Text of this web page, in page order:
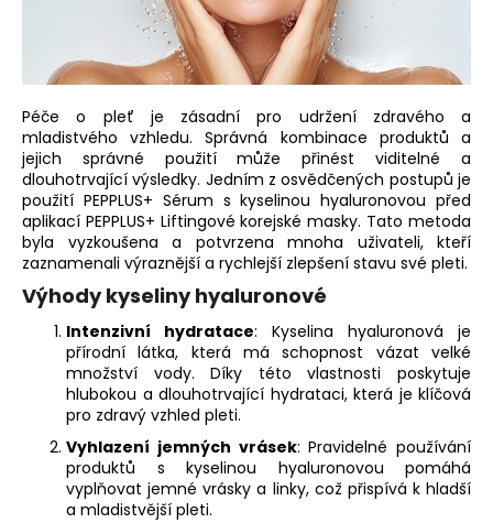
Péče o pleť je zásadní pro udržení zdravého a
mladistvého vzhledu. Správná kombinace produktů a
jejich správné použití může přinést viditelné a
dlouhotrvající výsledky. Jedním z osvědčených postupů je
použití PEPPLUS+ Sérum s kyselinou hyaluronovou před
aplikací PEPPLUS+ Liftingové korejské masky. Tato metoda
byla vyzkoušena a potvrzena mnoha uživateli, kteří
zaznamenali výraznější a rychlejší zlepšení stavu své pleti.
Výhody kyseliny hyaluronové
Intenzivní hydratace: Kyselina hyaluronová je
přírodní látka, která má schopnost vázat velké
množství vody. Díky této vlastnosti poskytuje
hlubokou a dlouhotrvající hydrataci, která je klíčová
pro zdravý vzhled pleti.
Vyhlazení jemných vrásek: Pravidelné používání
produktů s kyselinou hyaluronovou pomáhá
vyplňovat jemné vrásky a linky, což přispívá k hladší
a mladistvější pleti.
í
t
?
HLEDAT